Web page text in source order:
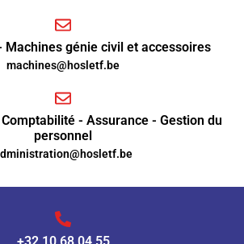
Machines génie civil et accessoires
machines@hosletf.be
- Assurance - Gestion du
personnel